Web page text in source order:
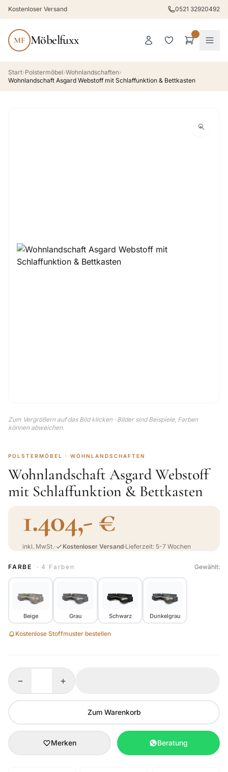
Kostenloser Versand 0521 32920492
MF Möbelfuxx
Start›Polstermöbel›Wohnlandschaften›
Wohnlandschaft Asgard Webstoff mit Schlaffunktion & Bettkasten
Zum Vergrößern auf das Bild klicken · Bilder sind Beispiele, Farben
können abweichen.
POLSTERMÖBEL · WOHNLANDSCHAFTEN
Wohnlandschaft Asgard Webstoff
mit Schlaffunktion & Bettkasten
1.404,- €
inkl. MwSt.· Kostenloser Versand·Lieferzeit: 5-7 Wochen
FARBE · 4 Farben Gewählt:
Beige Grau Schwarz Dunkelgrau
Kostenlose Stoffmuster bestellen
− +
Zum Warenkorb
Merken Beratung